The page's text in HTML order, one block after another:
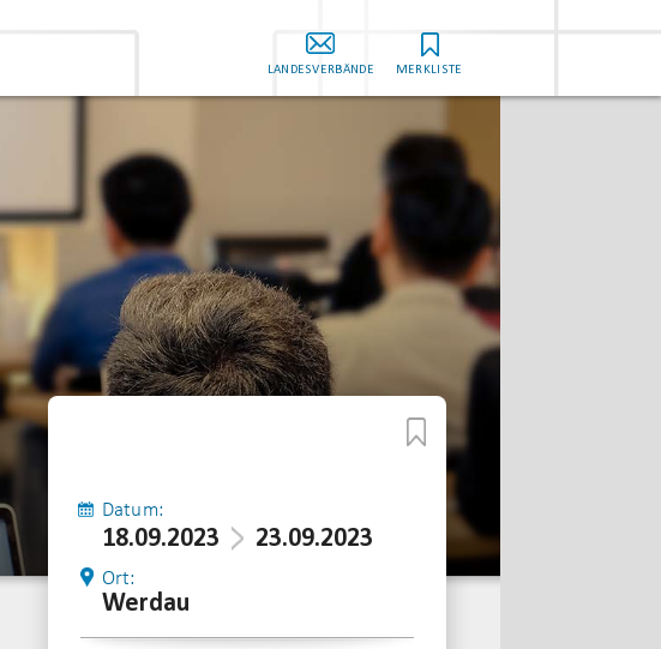
LANDESVERBÄNDE MERKLISTE
Datum:
18.09.2023 23.09.2023
Ort:
Werdau